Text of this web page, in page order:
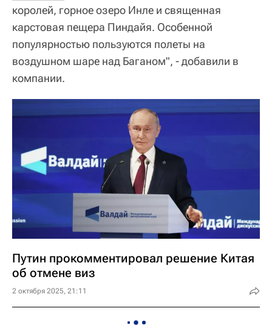
королей, горное озеро Инле и священная
карстовая пещера Пиндайя. Особенной
популярностью пользуются полеты на
воздушном шаре над Баганом", - добавили в
компании.
Путин прокомментировал решение Китая
об отмене виз
2 октября 2025, 21:11